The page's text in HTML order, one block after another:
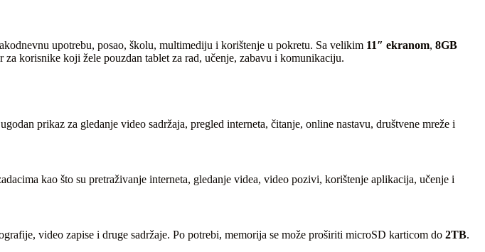
upotrebu, posao, školu, multimediju i korištenje u pokretu. Sa velikim 11″ ekranom, 8GB
za korisnike koji žele pouzdan tablet za rad, učenje, zabavu i komunikaciju.
prikaz za gledanje video sadržaja, pregled interneta, čitanje, online nastavu, društvene mreže i
kao što su pretraživanje interneta, gledanje videa, video pozivi, korištenje aplikacija, učenje i
video zapise i druge sadržaje. Po potrebi, memorija se može proširiti microSD karticom do 2TB.